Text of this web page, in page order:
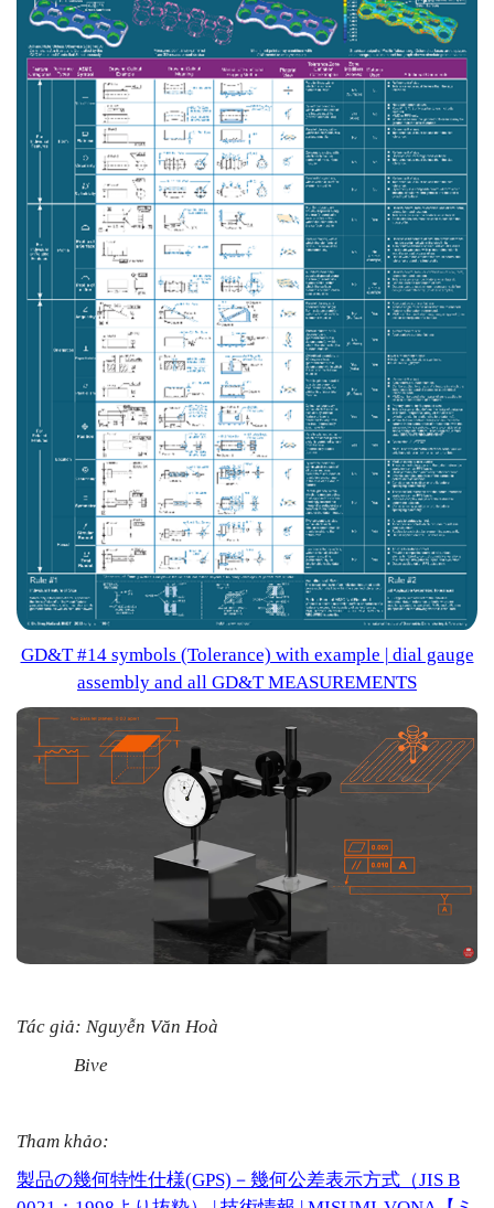
GD&T #14 symbols (Tolerance) with example | dial gauge
assembly and all GD&T MEASUREMENTS
Tác giả: Nguyễn Văn Hoà
Bive
Tham khảo:
製品の幾何特性仕様(GPS) －幾何公差表示方式（JIS B